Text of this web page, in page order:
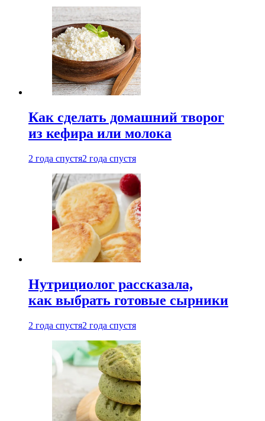
Как сделать домашний творог
из кефира или молока
2 года спустя2 года спустя
Нутрициолог рассказала,
как выбрать готовые сырники
2 года спустя2 года спустя